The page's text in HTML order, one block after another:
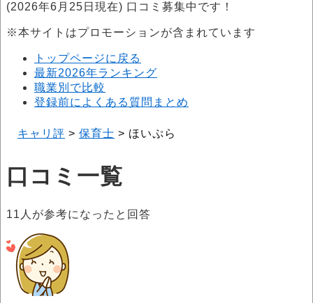
(2026年6月25日現在) 口コミ募集中です！
※本サイトはプロモーションが含まれています
トップページに戻る
最新2026年ランキング
職業別で比較
登録前によくある質問まとめ
キャリ評 > 保育士 > ほいぷら
口コミ一覧
11 人が参考になったと回答